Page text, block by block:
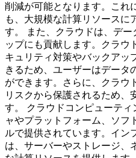
削減が可能となります。これ
も、大規模な計算リソースに
す。 また、クラウドは、デ
ップにも貢献します。クラウ
キュリティ対策やバックアッ
きるため、ユーザーはデータ
ができます。さらに、クラウ
リスクから保護されるため、
す。 クラウドコンピューテ
ャやプラットフォーム、ソフ
ルで提供されています。イン
は、サーバーやストレージ、